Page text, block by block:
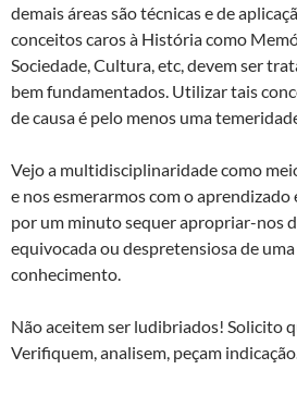
demais áreas são técnicas e de
conceitos caros à História como
Sociedade, Cultura, etc, devem ser
bem fundamentados. Utilizar tais
de causa é pelo menos uma
Vejo a multidisciplinaridade como
e nos esmerarmos com o aprendizado
por um minuto sequer apropriar-nos
equivocada ou despretensiosa de
conhecimento.
Não aceitem ser ludibriados! Solicito
Verifiquem, analisem, peçam indicação.